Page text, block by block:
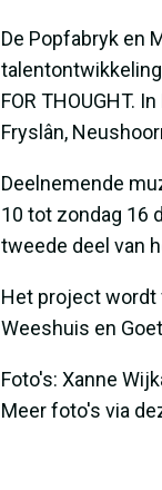
De Popfabryk en
FOR THOUGHT.
Fryslân,
Deelnemende
10 tot zondag 16
tweede deel van
Het project wordt
Weeshuis en
Foto's: Xanne
Meer foto's via